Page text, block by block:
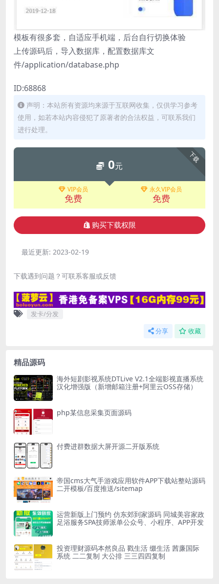
模板有很多套，自适应手机端，后台自行切换体验
上传源码后，导入数据库，配置数据库文
件/application/database.php
ID:68868
声明：本站所有资源均来源于互联网收集，仅供学习参考
使用，如若本站内容侵犯了原著者的合法权益，可联系我们
进行处理。
下载
0元
VIP会员
免费
永久VIP会员
免费
购买下载权限
最近更新: 2023-02-19
下载遇到问题？可联系客服或反馈
发卡/分发
分享 收藏
精品源码
海外短剧影视系统DTLive V2.1全端影视直播系统
汉化增强版（新增邮箱注册+阿里云OSS存储）
php某信息采集页面源码
付费进群数据大屏开源二开版系统
帝国cms大气手游戏应用软件APP下载站整站源码
二开模板/百度推送/sitemap
运营新版上门预约 仿东郊到家源码 同城美容家政
足浴服务SPA技师派单公众号、小程序、APP开发
投资理财源码本然良品 戳生活 缀生活 茜廉国际
系统 二二复制 大公排 三三四四复制